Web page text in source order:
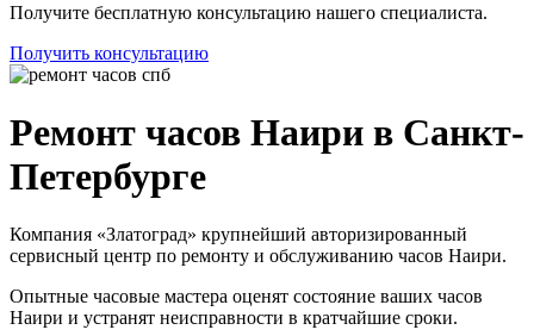
Получите бесплатную консультацию нашего специалиста.
Получить консультацию
Ремонт часов Наири в Санкт-
Петербурге
Компания «Златоград» крупнейший авторизированный
сервисный центр по ремонту и обслуживанию часов Наири.
Опытные часовые мастера оценят состояние ваших часов
Наири и устранят неисправности в кратчайшие сроки.